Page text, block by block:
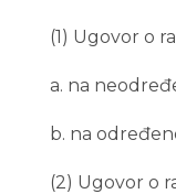
(1) Ugovor o
a. na
b. na
(2) Ugovor o